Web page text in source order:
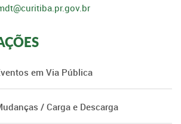
em Via Pública
/ Carga e Descarga